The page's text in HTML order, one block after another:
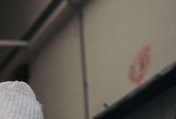
ANMELDEN